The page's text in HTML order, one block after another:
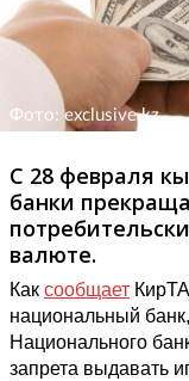
Фото: exclusive.kz
С 28 февраля
банки
валюте.
Как сообщает
национальный
Национального
запрета выдавать